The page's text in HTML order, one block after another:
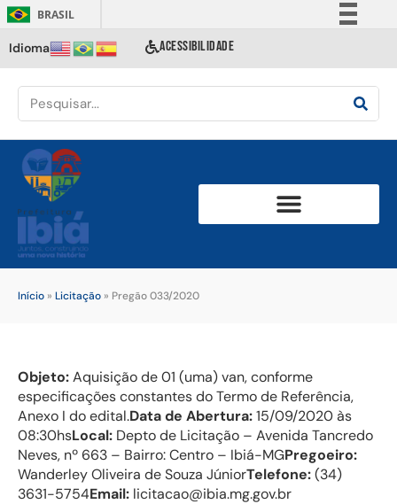
BRASIL
Comunica BR
Acesso à informação
Idioma ACESSIBILIDADE
Início » Licitação » Pregão 033/2020
Objeto:Aquisição de 01 (uma) van, conforme
especificações constantes do Termo de Referência,
Anexo I do edital.Data de Abertura:15/09/2020 às
08:30hsLocal: Depto de Licitação – Avenida Tancredo
Neves, nº 663 – Bairro: Centro – Ibiá-MGPregoeiro:
Wanderley Oliveira de Souza JúniorTelefone:(34)
3631-5754Email: licitacao@ibia.mg.gov.br